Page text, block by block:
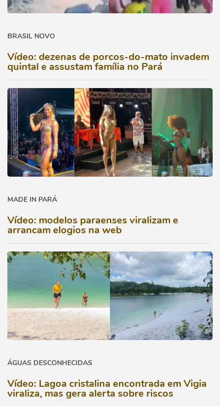
BRASIL NOVO
Vídeo: dezenas de porcos-do-mato invadem
quintal e assustam família no Pará
MADE IN PARÁ
Vídeo: modelos paraenses viralizam e
arrancam elogios na web
ÁGUAS DESCONHECIDAS
Vídeo: Lagoa cristalina encontrada em Vigia
viraliza, mas gera alerta sobre riscos